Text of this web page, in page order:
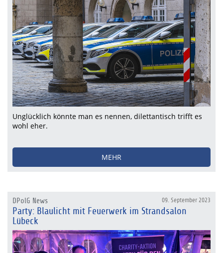
Unglücklich könnte man es nennen, dilettantisch trifft es
wohl eher.
MEHR
09. September 2023
DPolG News
Party: Blaulicht mit Feuerwerk im Strandsalon
Lübeck